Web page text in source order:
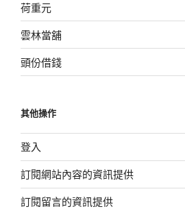
荷重元
雲林當舖
頭份借錢
其他操作
登入
訂閱網站內容的資訊提供
訂閱留言的資訊提供